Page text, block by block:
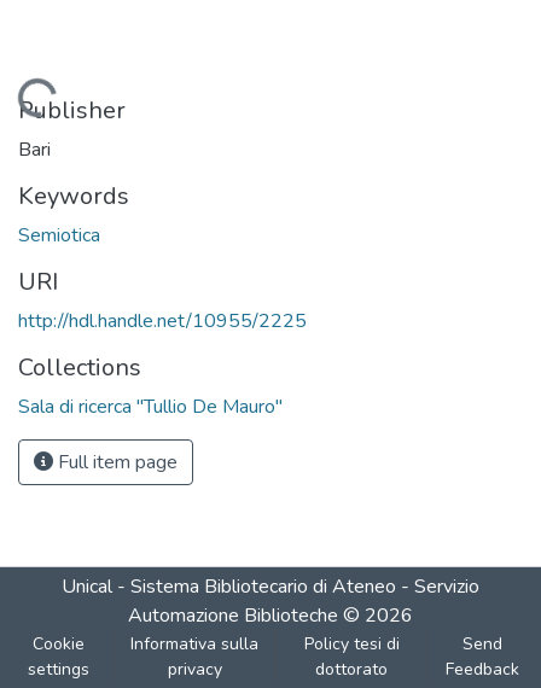
Loading...
Publisher
Bari
Keywords
Semiotica
URI
http://hdl.handle.net/10955/2225
Collections
Sala di ricerca "Tullio De Mauro"
Full item page
Unical - Sistema Bibliotecario di Ateneo - Servizio
Automazione Biblioteche © 2026
Cookie
settings
Informativa sulla
privacy
Policy tesi di
dottorato
Send
Feedback